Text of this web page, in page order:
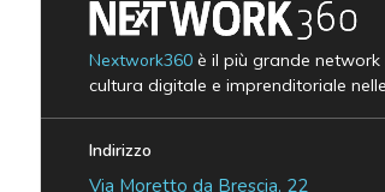
Nextwork360è il più grande network
cultura digitale e imprenditoriale
Indirizzo
Via Moretto da Brescia, 22